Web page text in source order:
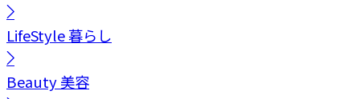
LifeStyle暮らし
Beauty美容